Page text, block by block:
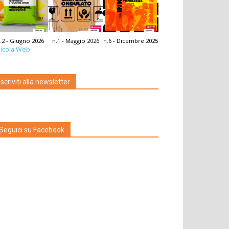
- Giugno 2026 n.1 - Maggio 2026 n.6 - Dicembre 2025
Web
alla newsletter
su Facebook